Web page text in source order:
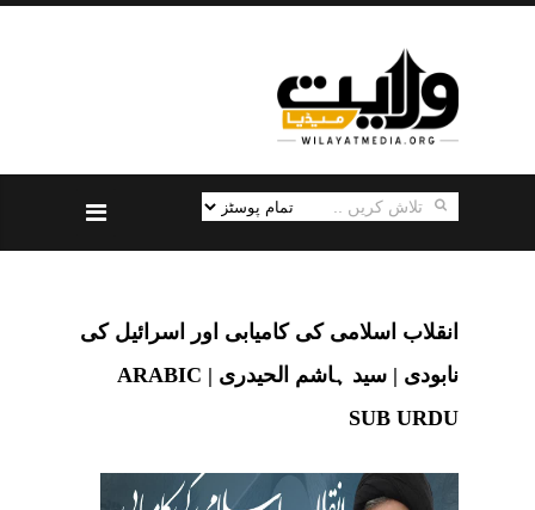
انقلاب اسلامی کی کامیابی اور اسرائیل کی
نابودی | سید ہاشم الحیدری | ARABIC
SUB URDU